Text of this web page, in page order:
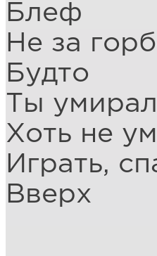
Блеф
Не за
Будто
Ты
Хоть не
Играть,
Вверх